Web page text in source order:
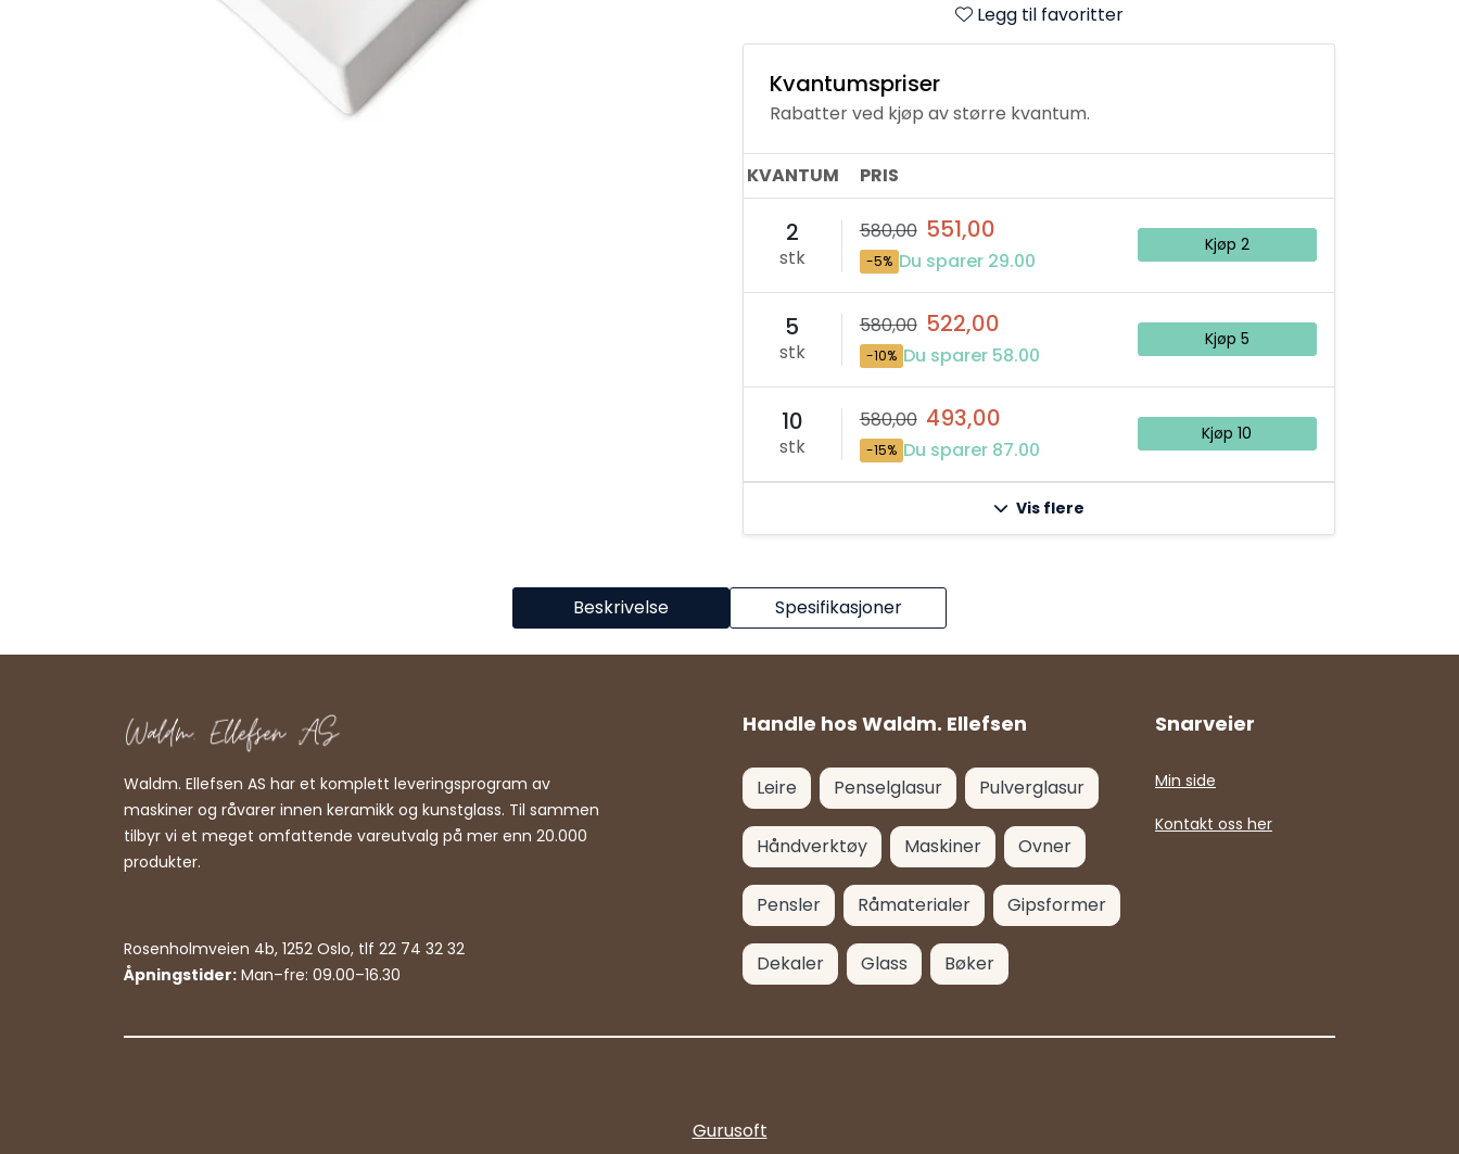
Legg til favoritter
Kvantumspriser
Rabatter ved kjøp av større kvantum.
KVANTUM PRIS
2
stk
580,00 551,00
-5% Du sparer 29.00
Kjøp 2
5
stk
580,00 522,00
-10% Du sparer 58.00
Kjøp 5
10
stk
580,00 493,00
-15% Du sparer 87.00
Kjøp 10
Vis flere
Beskrivelse Spesifikasjoner
Handle hos Waldm. Ellefsen
Waldm. Ellefsen AS har et komplett leveringsprogram av
maskiner og råvarer innen keramikk og kunstglass. Til sammen
tilbyr vi et meget omfattende vareutvalg på mer enn 20.000
produkter.
Rosenholmveien 4b, 1252 Oslo, tlf 22 74 32 32
Åpningstider: Man–fre: 09.00–16.30
Leire Penselglasur Pulverglasur
Håndverktøy Maskiner Ovner
Pensler Råmaterialer Gipsformer
Dekaler Glass Bøker
Snarveier
Min side
Kontakt oss her
Gurusoft